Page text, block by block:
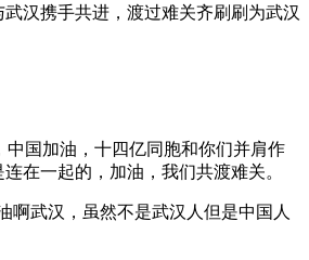
汉携手共进，渡过难关齐刷刷为武汉
中国加油，十四亿同胞和你们并肩作
在一起的，加油，我们共渡难关。
啊武汉，虽然不是武汉人但是中国人